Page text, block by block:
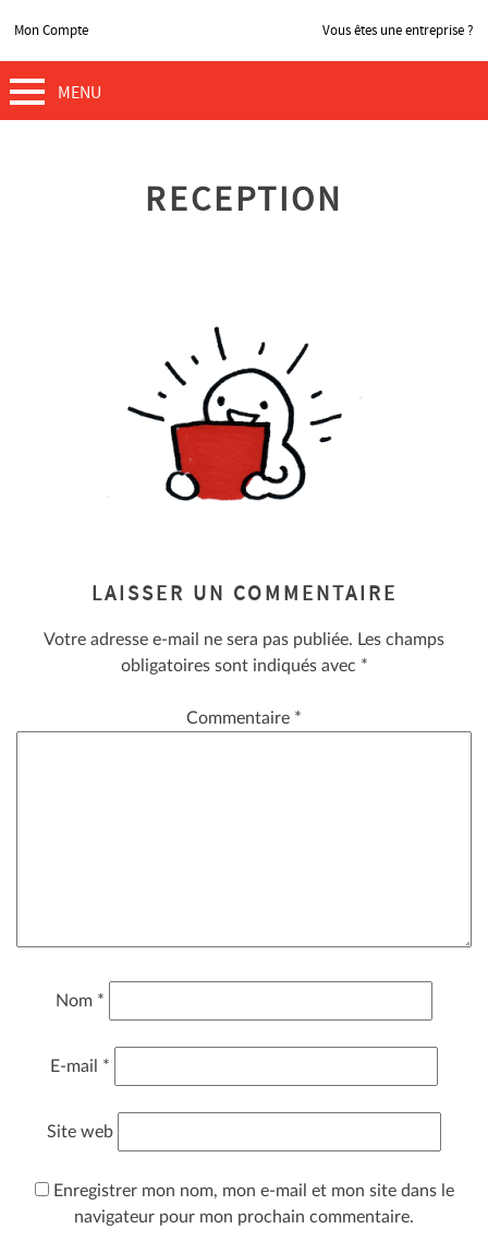
Mon Compte Vous êtes une entreprise ?
MENU
RECEPTION
LAISSER UN COMMENTAIRE
Votre adresse e-mail ne sera pas publiée. Les champs
obligatoires sont indiqués avec *
Commentaire *
Nom *
E-mail *
Site web
Enregistrer mon nom, mon e-mail et mon site dans le
navigateur pour mon prochain commentaire.